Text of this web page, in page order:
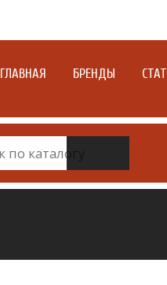
ГЛАВНАЯ БРЕНДЫ